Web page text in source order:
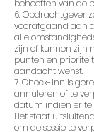
behoeften van de
6. Opdrachtgever
voorafgaand aan
alle
zijn of kunnen zijn
punten en
aandacht wenst.
7. Check-Inn is
annuleren of te
datum indien er
Het staat
om de sessie te